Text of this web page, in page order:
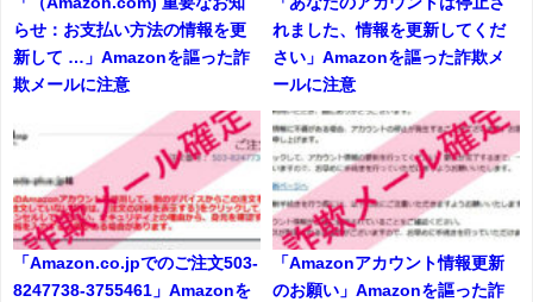
らせ：お支払い方法の情報を更
新して …」Amazonを謳った詐
欺メールに注意
れました、情報を更新してくだ
さい」Amazonを謳った詐欺メ
ールに注意
「Amazon.co.jpでのご注文503-
8247738-3755461」Amazonを
「Amazonアカウント情報更新
のお願い」Amazonを謳った詐